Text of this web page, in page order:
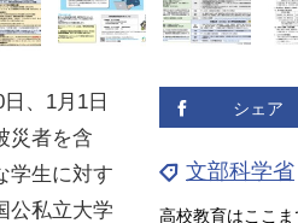
シェア
文部科学省
、1月1日
災者を含
学生に対す
公私立大学